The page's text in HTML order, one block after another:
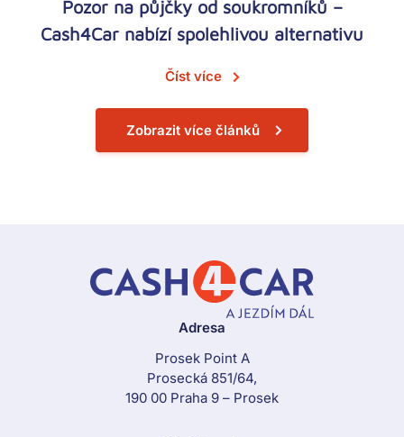
Pozor na půjčky od soukromníků –
Cash4Car nabízí spolehlivou alternativu
Číst více
Zobrazit více článků
Adresa
Prosek Point A
Prosecká 851/64,
190 00 Praha 9 – Prosek